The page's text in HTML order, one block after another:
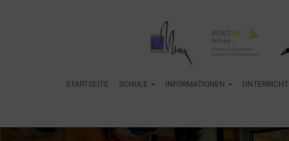
STARTSEITE SCHULE INFORMATIONEN UNTERRICHT